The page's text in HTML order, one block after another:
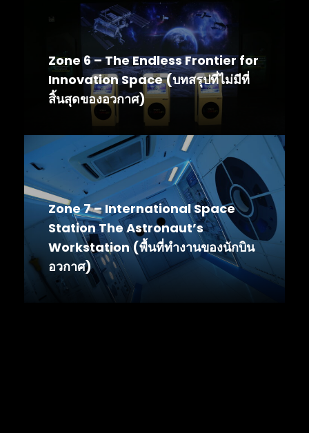
Zone 6 – The Endless Frontier for
Innovation Space (บทสรุปที่ไม่มีที่
สิ้นสุดของอวกาศ)
Zone 7 – International Space
Station The Astronaut’s
Workstation (พื้นที่ทำงานของนักบิน
อวกาศ)